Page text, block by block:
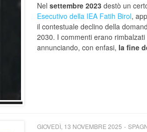
Nel settembre 2023 destò un
Esecutivo della IEA Fatih Birol,
il contestuale declino della
2030. I commenti erano
annunciando, con enfasi, la fine
GIOVEDÌ, 13 NOVEMBRE 2025